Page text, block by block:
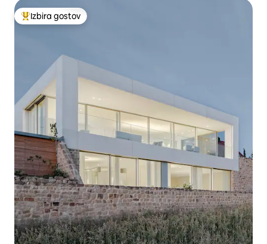
Najbolj priljubljena prenočišča z značko »Izbira gostov«
Izbira gostov